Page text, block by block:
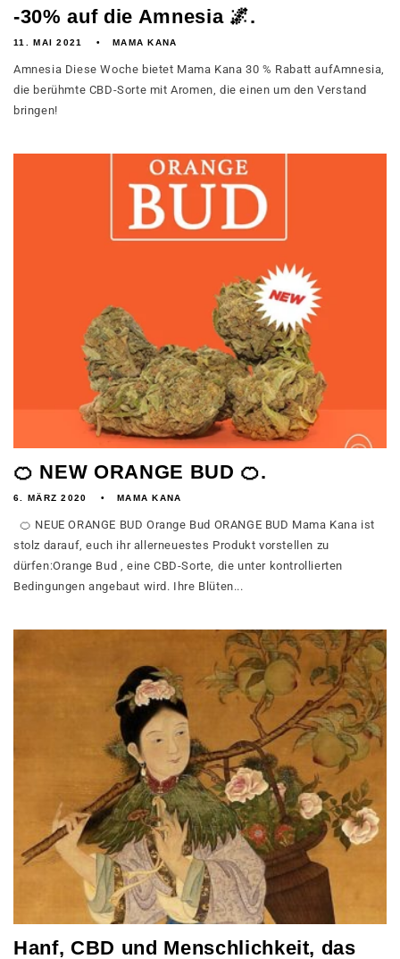
-30% auf die Amnesia 🌌.
11. MAI 2021 MAMA KANA
Amnesia Diese Woche bietet Mama Kana 30 % Rabatt aufAmnesia,
die berühmte CBD-Sorte mit Aromen, die einen um den Verstand
bringen!
🍊 NEW ORANGE BUD 🍊.
6. MÄRZ 2020 MAMA KANA
🍊 NEUE ORANGE BUD Orange Bud ORANGE BUD Mama Kana ist
stolz darauf, euch ihr allerneuestes Produkt vorstellen zu
dürfen:Orange Bud , eine CBD-Sorte, die unter kontrollierten
Bedingungen angebaut wird. Ihre Blüten...
Hanf, CBD und Menschlichkeit, das